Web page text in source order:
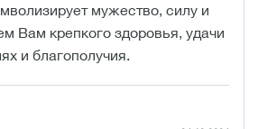
мужество, силу и
Вам крепкого здоровья, удачи
и благополучия.